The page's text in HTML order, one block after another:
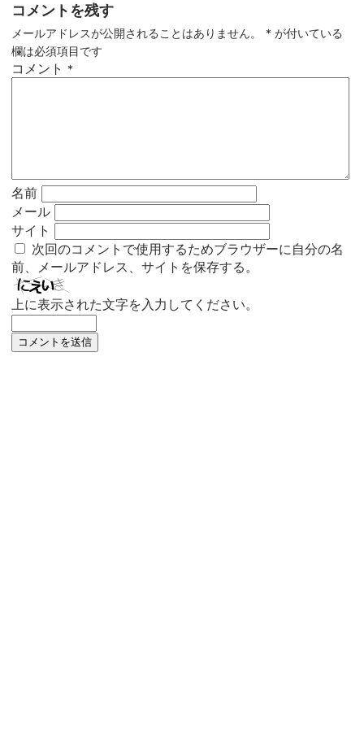
コメントを残す
メールアドレスが公開されることはありません。 * が付いている
欄は必須項目です
コメント *
名前
メール
サイト
次回のコメントで使用するためブラウザーに自分の名
前、メールアドレス、サイトを保存する。
上に表示された文字を入力してください。